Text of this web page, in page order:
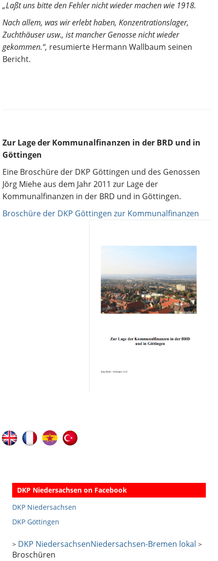
„Laßt uns bitte den Fehler nicht wieder machen wie 1918.
Nach allem, was wir erlebt haben, Konzentrationslager,
Zuchthäuser usw., ist mancher Genosse nicht wieder
gekommen.“, resumierte Hermann Wallbaum seinen
Bericht.
Zur Lage der Kommunalfinanzen in der BRD und in
Göttingen
Eine Broschüre der DKP Göttingen und des Genossen
Jörg Miehe aus dem Jahr 2011 zur Lage der
Kommunalfinanzen in der BRD und in Göttingen.
Broschüre der DKP Göttingen zur Kommunalfinanzen
DKP Niedersachsen on Facebook
DKP Niedersachsen
DKP Göttingen
> DKP NiedersachsenNiedersachsen-Bremen lokal >
Broschüren